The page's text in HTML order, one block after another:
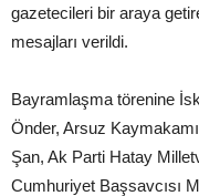
gazetecileri bir araya
mesajları verildi.
Bayramlaşma törenine
Önder, Arsuz
Şan, Ak Parti Hatay
Cumhuriyet Başsavcısı